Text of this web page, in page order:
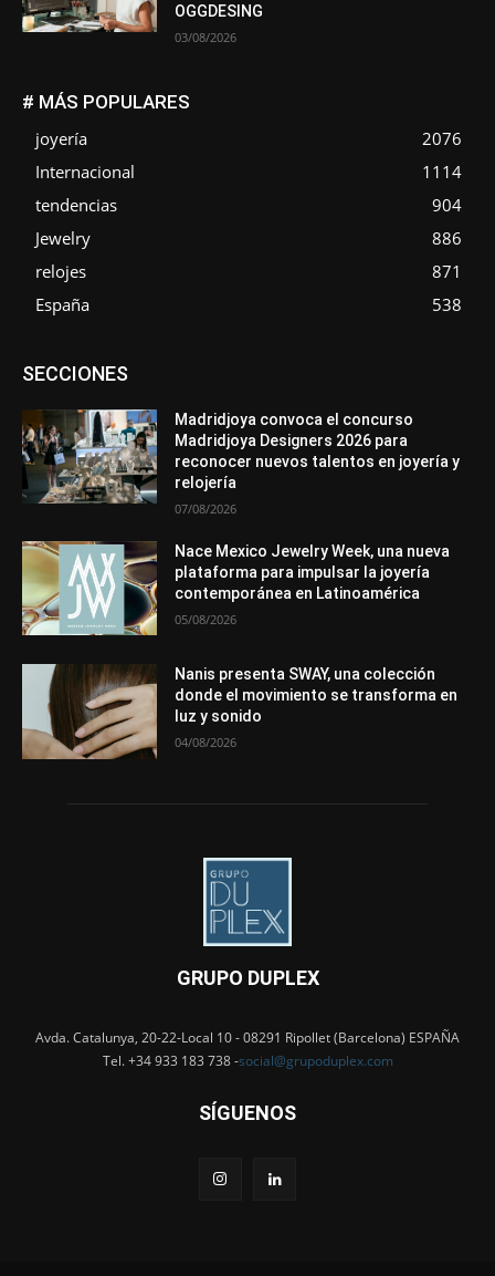
OGGDESING
03/08/2026
# MÁS POPULARES
joyería
2076
Internacional
1114
tendencias
904
Jewelry
886
relojes
871
España
538
SECCIONESAsociaciones
Entrevistas
Mundo Técnico
Novedades Opiniones
Perspectiva
Premios
Secciones Sin categoría
Más
Madridjoya convoca el concurso
Madridjoya Designers 2026 para
reconocer nuevos talentos en joyería y
relojería
07/08/2026
Nace Mexico Jewelry Week, una nueva
plataforma para impulsar la joyería
contemporánea en Latinoamérica
05/08/2026
Nanis presenta SWAY, una colección
donde el movimiento se transforma en
luz y sonido
04/08/2026
GRUPO DUPLEX
Avda. Catalunya, 20-22-Local 10 - 08291 Ripollet (Barcelona) ESPAÑA
Tel. +34 933 183 738 -social@grupoduplex.com
SÍGUENOS